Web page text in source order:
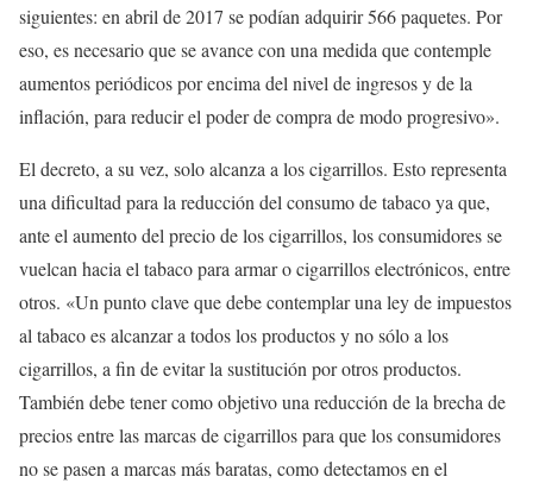
siguientes: en abril de 2017 se podían adquirir 566 paquetes. Por
eso, es necesario que se avance con una medida que contemple
aumentos periódicos por encima del nivel de ingresos y de la
inflación, para reducir el poder de compra de modo progresivo».
El decreto, a su vez, solo alcanza a los cigarrillos. Esto representa
una dificultad para la reducción del consumo de tabaco ya que,
ante el aumento del precio de los cigarrillos, los consumidores se
vuelcan hacia el tabaco para armar o cigarrillos electrónicos, entre
otros. «Un punto clave que debe contemplar una ley de impuestos
al tabaco es alcanzar a todos los productos y no sólo a los
cigarrillos, a fin de evitar la sustitución por otros productos.
También debe tener como objetivo una reducción de la brecha de
precios entre las marcas de cigarrillos para que los consumidores
no se pasen a marcas más baratas, como detectamos en el